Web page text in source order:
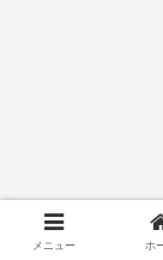
メニュー ホ